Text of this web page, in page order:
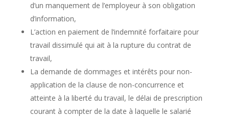
d’un manquement de l’employeur à son obligation
d’information,
L’action en paiement de l’indemnité forfaitaire pour
travail dissimulé qui ait à la rupture du contrat de
travail,
La demande de dommages et intérêts pour non-
application de la clause de non-concurrence et
atteinte à la liberté du travail, le délai de prescription
courant à compter de la date à laquelle le salarié